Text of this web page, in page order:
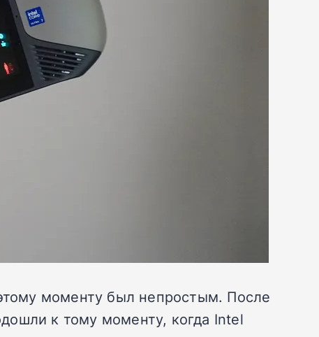
моменту был непростым. После
к тому моменту, когда Intel